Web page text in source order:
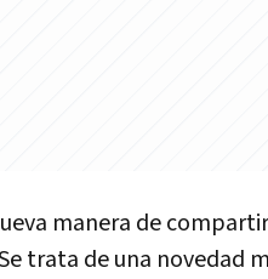
manera de
trata de una novedad